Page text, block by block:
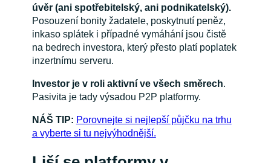
úvěr (ani spotřebitelský, ani podnikatelský).
Posouzení bonity žadatele, poskytnutí peněz,
inkaso splátek i případné vymáhání jsou čistě
na bedrech investora, který přesto platí poplatek
inzertnímu serveru.
Investor je v roli aktivní ve všech směrech.
Pasivita je tady výsadou P2P platformy.
NÁŠ TIP: Porovnejte si nejlepší půjčku na trhu
a vyberte si tu nejvýhodnější.